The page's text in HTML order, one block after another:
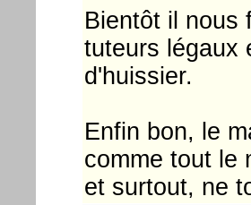
Bientôt il nous
tuteurs légaux
d'huissier.
Enfin bon, le
comme tout le
et surtout, ne